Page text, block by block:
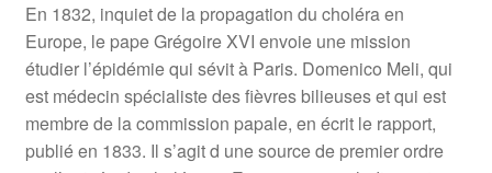
En 1832, inquiet de la propagation du choléra en
Europe, le pape Grégoire XVI envoie une mission
étudier l’épidémie qui sévit à Paris. Domenico Meli, qui
est médecin spécialiste des fièvres bilieuses et qui est
membre de la commission papale, en écrit le rapport,
publié en 1833. Il s’agit d une source de premier ordre